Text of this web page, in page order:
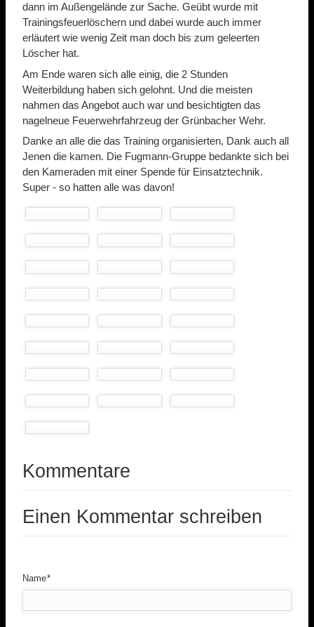
dann im Außengelände zur Sache. Geübt wurde mit
Trainingsfeuerlöschern und dabei wurde auch immer
erläutert wie wenig Zeit man doch bis zum geleerten
Löscher hat.
Am Ende waren sich alle einig, die 2 Stunden
Weiterbildung haben sich gelohnt. Und die meisten
nahmen das Angebot auch war und besichtigten das
nagelneue Feuerwehrfahrzeug der Grünbacher Wehr.
Danke an alle die das Training organisierten, Dank auch all
Jenen die kamen. Die Fugmann-Gruppe bedankte sich bei
den Kameraden mit einer Spende für Einsatztechnik.
Super - so hatten alle was davon!
Kommentare
Einen Kommentar schreiben
Pflichtfeld
Name*